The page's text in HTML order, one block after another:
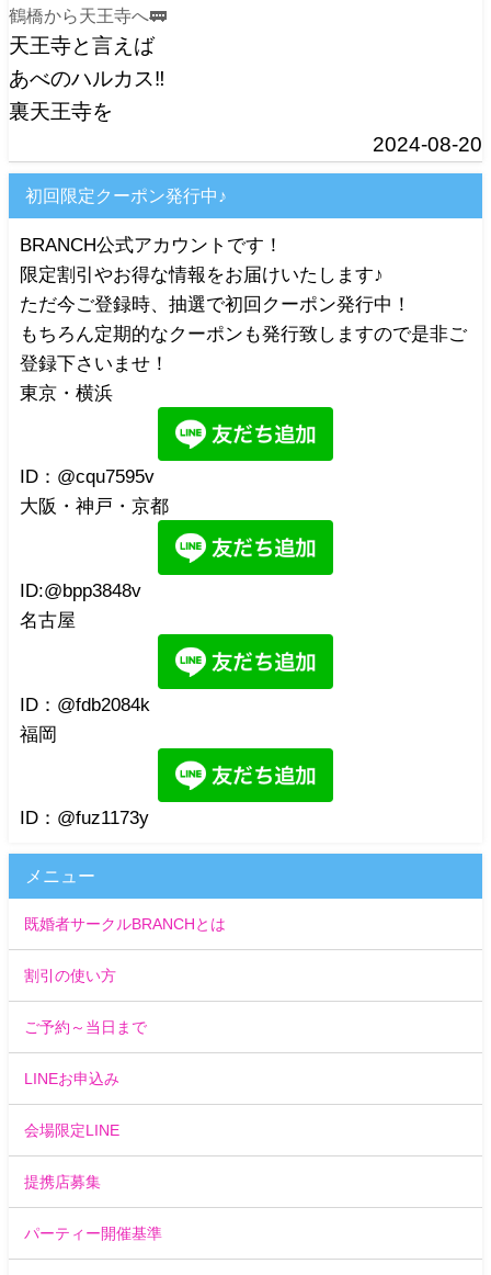
鶴橋から天王寺へ🚃
天王寺と言えば
あべのハルカス‼️
裏天王寺を
2024-08-20
初回限定クーポン発行中♪
BRANCH公式アカウントです！
限定割引やお得な情報をお届けいたします♪
ただ今ご登録時、抽選で初回クーポン発行中！
もちろん定期的なクーポンも発行致しますので是非ご
登録下さいませ！
東京・横浜
ID：@cqu7595v
大阪・神戸・京都
ID:@bpp3848v
名古屋
ID：@fdb2084k
福岡
ID：@fuz1173y
メニュー
既婚者サークルBRANCHとは
割引の使い方
ご予約～当日まで
LINEお申込み
会場限定LINE
提携店募集
パーティー開催基準